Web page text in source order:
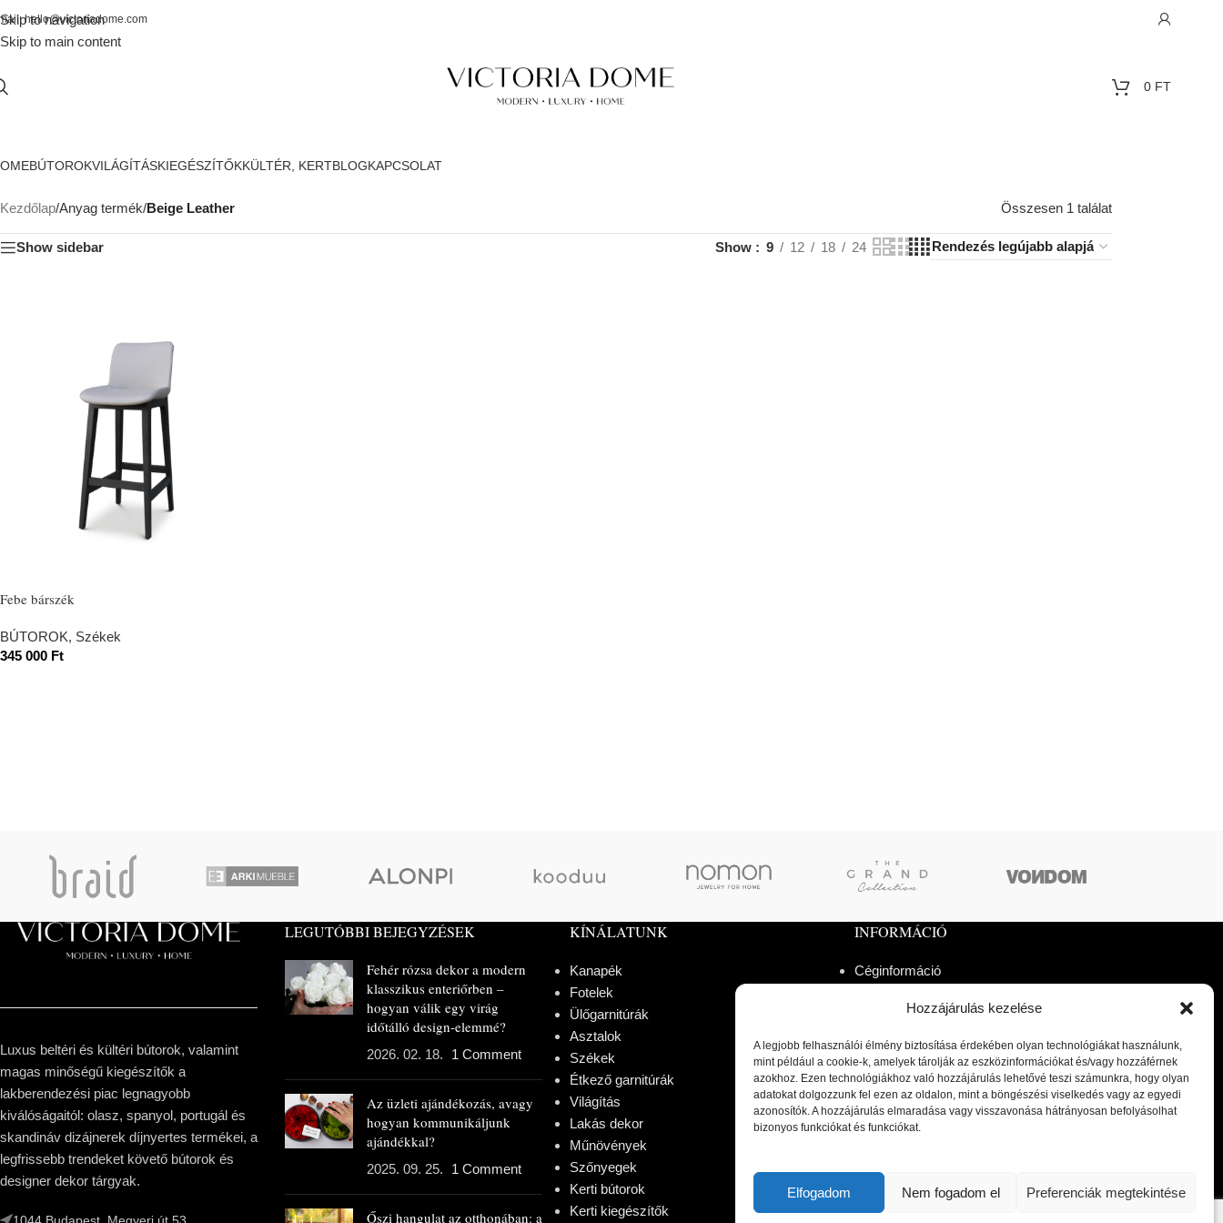
Hozzájárulás kezelése
A legjobb felhasználói élmény biztosítása érdekében olyan technológiákat használunk,
mint például a cookie-k, amelyek tárolják az eszközinformációkat és/vagy hozzáférnek
azokhoz. Ezen technológiákhoz való hozzájárulás lehetővé teszi számunkra, hogy olyan
adatokat dolgozzunk fel ezen az oldalon, mint a böngészési viselkedés vagy az egyedi
azonosítók. A hozzájárulás elmaradása vagy visszavonása hátrányosan befolyásolhat
bizonyos funkciókat és funkciókat.
Elfogadom Nem fogadom el Preferenciák megtekintése
Skip to navigation
Skip to main content
hello@victoriadome.com
0 FT
BÚTOROKVILÁGÍTÁSKIEGÉSZÍTŐKKÜLTÉR, KERTBLOGKAPCSOLAT
Kezdőlap/Anyag termék/Beige Leather Összesen 1 találat
Show sidebar Show 9 12 18 24
Febe bárszék
BÚTOROK, Székek
345 000 Ft
Luxus beltéri és kültéri bútorok, valamint
magas minőségű kiegészítők a
lakberendezési piac legnagyobb
kiválóságaitól: olasz, spanyol, portugál és
skandináv dizájnerek díjnyertes termékei, a
legfrissebb trendeket követő bútorok és
designer dekor tárgyak.
LEGUTÓBBI BEJEGYZÉSEK
Fehér rózsa dekor a modern
klasszikus enteriőrben –
hogyan válik egy virág
időtálló design-elemmé?
2026. 02. 18. 1 Comment
Az üzleti ajándékozás, avagy
hogyan kommunikáljunk
ajándékkal?
2025. 09. 25. 1 Comment
Őszi hangulat az otthonában: a
KÍNÁLATUNK
Kanapék
Fotelek
Ülőgarnitúrák
Asztalok
Székek
Étkező garnitúrák
Világítás
Lakás dekor
Műnövények
Szőnyegek
Kerti bútorok
Kerti kiegészítők
INFORMÁCIÓ
Céginformáció
Fizetési módok
Adatvédelmi irányelvek
Általános Szerződési Feltételek
Cookie tájékoztató
Kapcsolat